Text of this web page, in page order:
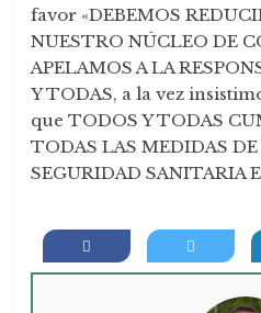
favor «DEBEMOS
NUESTRO NÚCLEO DE
APELAMOS A LA
Y TODAS, a la vez
que TODOS Y TODAS
TODAS LAS MEDIDAS
SEGURIDAD SANITARIA